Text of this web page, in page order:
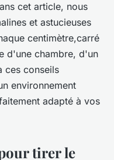
cet article, nous
et astucieuses
centimètre,carré
d'une chambre, d'un
ces conseils
environnement
adapté à vos
tirer le